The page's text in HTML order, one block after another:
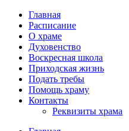
Главная
Расписание
О храме
Духовенство
Воскресная школа
Приходская жизнь
Подать требы
Помощь храму
Контакты
Реквизиты храма